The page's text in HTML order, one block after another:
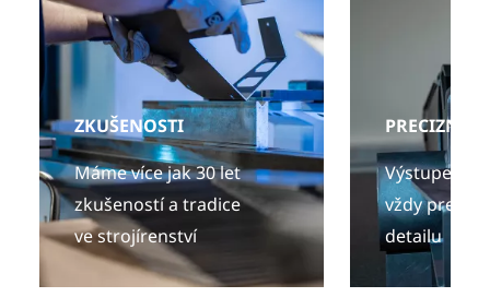
ZKUŠENOSTI
Máme více jak 30 let
zkušeností a tradice
ve strojírenství
Výstupem
vždy
detailu